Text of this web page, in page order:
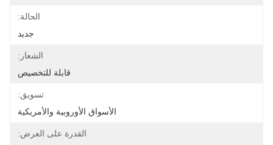
الحالة:
جديد
الشعار:
قابلة للتخصيص
تسويق:
الأسواق الأوروبية والأمريكية
القدرة على العرض: